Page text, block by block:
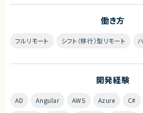
働き方
フルリモート シフト（移行）型リモート
開発経験
AD Angular AWS Azure C#